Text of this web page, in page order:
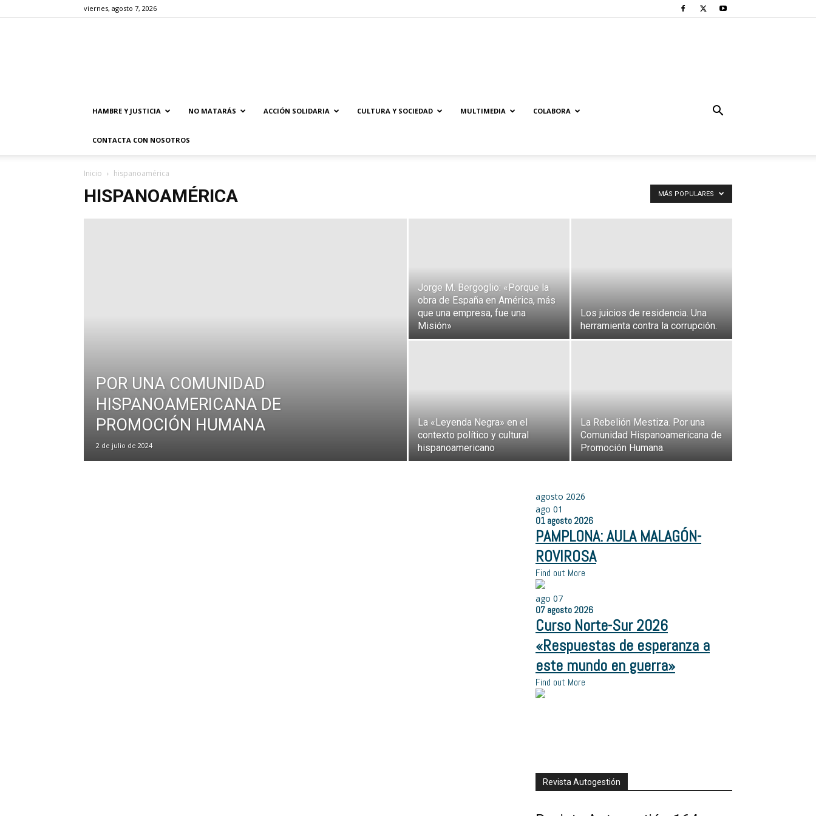
viernes, agosto 7, 2026
HAMBRE Y JUSTICIA NO MATARÁS ACCIÓN SOLIDARIA CULTURA Y SOCIEDAD MULTIMEDIA COLABORA
CONTACTA CON NOSOTROS
Inicio hispanoamérica
HISPANOAMÉRICA MÁS POPULARES
POR UNA COMUNIDAD
HISPANOAMERICANA DE
PROMOCIÓN HUMANA
2 de julio de 2024
Jorge M. Bergoglio: «Porque la
obra de España en América, más
que una empresa, fue una
Misión»
Los juicios de residencia. Una
herramienta contra la corrupción.
La «Leyenda Negra» en el
contexto político y cultural
hispanoamericano
La Rebelión Mestiza. Por una
Comunidad Hispanoamericana de
Promoción Humana.
agosto 2026
ago 01
01 agosto 2026
PAMPLONA: AULA MALAGÓN-
ROVIROSA
Find out More
ago 07
07 agosto 2026
Curso Norte-Sur 2026
«Respuestas de esperanza a
este mundo en guerra»
Find out More
Revista Autogestión